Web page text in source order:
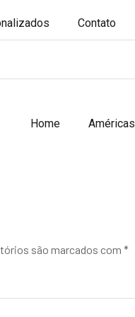
Contato
Home Américas
são marcados com *